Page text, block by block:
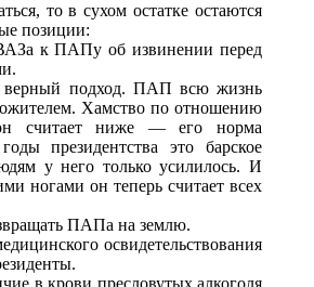
то в сухом остатке остаются
позиции:
к ПАПу об извинении перед
верный подход. ПАП всю жизнь
Хамство по отношению
считает ниже — его норма
президентства это барское
у него только усилилось. И
ногами он теперь считает всех
ПАПа на землю.
освидетельствования